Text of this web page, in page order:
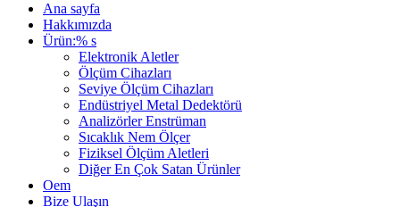
Ana sayfa
Hakkımızda
Ürün:% s
Elektronik Aletler
Ölçüm Cihazları
Seviye Ölçüm Cihazları
Endüstriyel Metal Dedektörü
Analizörler Enstrüman
Sıcaklık Nem Ölçer
Fiziksel Ölçüm Aletleri
Diğer En Çok Satan Ürünler
Oem
Bize Ulaşın